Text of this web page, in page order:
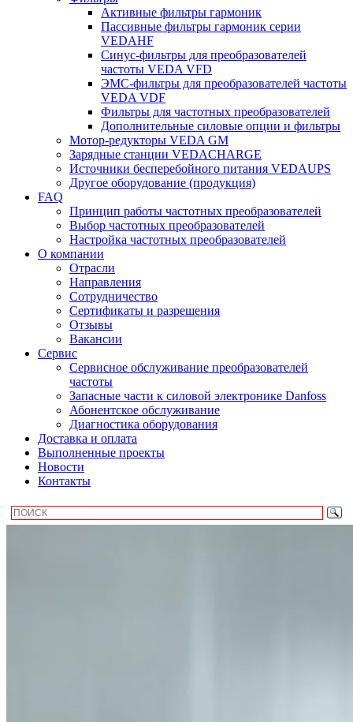
Активные фильтры гармоник
Пассивные фильтры гармоник серии
VEDAHF
Синус-фильтры для преобразователей
частоты VEDA VFD
ЭМС-фильтры для преобразователей частоты
VEDA VDF
Фильтры для частотных преобразователей
Дополнительные силовые опции и фильтры
Мотор-редукторы VEDA GM
Зарядные станции VEDACHARGE
Источники бесперебойного питания VEDAUPS
Другое оборудование (продукция)
FAQ
Принцип работы частотных преобразователей
Выбор частотных преобразователей
Настройка частотных преобразователей
О компании
Отрасли
Направления
Сотрудничество
Сертификаты и разрешения
Отзывы
Вакансии
Сервис
Сервисное обслуживание преобразователей
частоты
Запасные части к силовой электронике Danfoss
Абонентское обслуживание
Диагностика оборудования
Доставка и оплата
Выполненные проекты
Новости
Контакты